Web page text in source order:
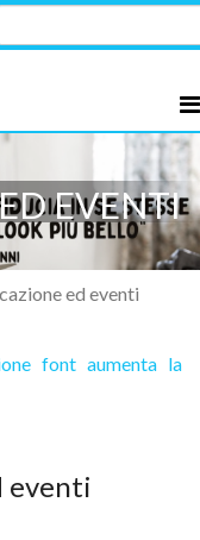
EVENTI
ed eventi
font aumenta la
eventi